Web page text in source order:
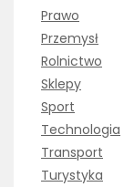
Prawo
Przemysł
Rolnictwo
Sklepy
Sport
Technologia
Transport
Turystyka